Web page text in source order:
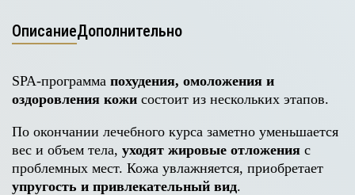
ОписаниеДополнительно
SPA-программа похудения, омоложения и
оздоровления кожи состоит из нескольких этапов.
По окончании лечебного курса заметно уменьшается
вес и объем тела, уходят жировые отложения с
проблемных мест. Кожа увлажняется, приобретает
упругость и привлекательный вид.